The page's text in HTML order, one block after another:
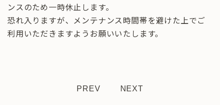
ンスのため一時休止します。
恐れ入りますが、メンテナンス時間帯を避けた上でご
利用いただきますようお願いいたします。
PREV NEXT